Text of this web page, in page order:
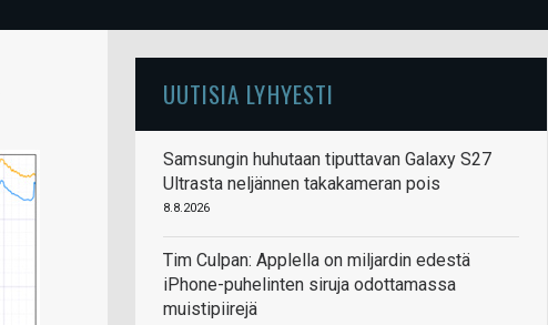
UUTISIA LYHYESTI
Samsungin huhutaan tiputtavan Galaxy S27
Ultrasta neljännen takakameran pois
8.8.2026
Tim Culpan: Applella on miljardin edestä
iPhone-puhelinten siruja odottamassa
muistipiirejä